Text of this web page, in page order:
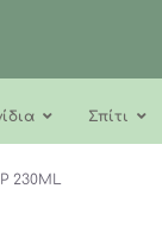
Σπίτι
230ML